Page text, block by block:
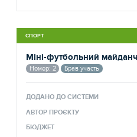
СПОРТ
Міні-футбольний
Номер: 2 Брав участь
ДОДАНО ДО СИСТЕМИ
АВТОР ПРОЄКТУ
БЮДЖЕТ